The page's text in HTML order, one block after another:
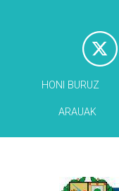
HONI BURUZ
ARAUAK